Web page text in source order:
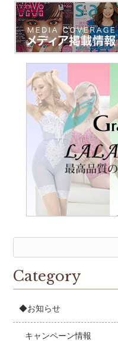
Category
◆お知らせ
キャンペーン情報